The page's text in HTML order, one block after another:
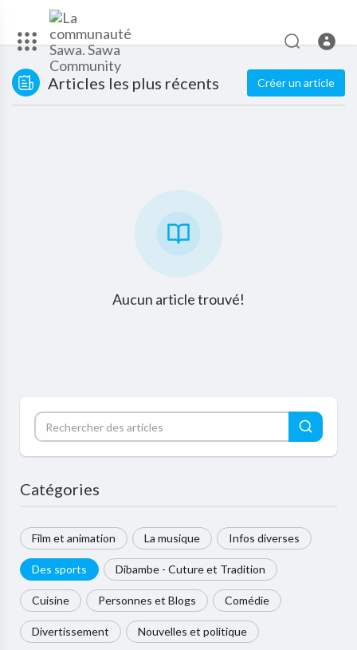
Articles les plus récents Créer un article
Aucun article trouvé!
Catégories
Film et animation La musique Infos diverses
Des sports Dibambe - Cuture et Tradition
Cuisine Personnes et Blogs Comédie
Divertissement Nouvelles et politique